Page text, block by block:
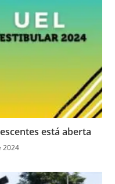
está aberta
2024